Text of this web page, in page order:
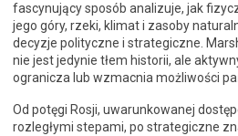
fascynujący sposób analizuje, jak
jego góry, rzeki, klimat i zasoby
decyzje polityczne i strategiczne.
nie jest jedynie tłem historii, ale
ogranicza lub wzmacnia możliwości
Od potęgi Rosji, uwarunkowanej
rozległymi stepami, po strategiczne